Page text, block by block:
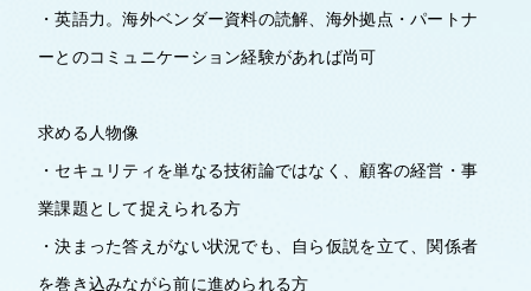
・英語力。海外ベンダー資料の読解、海外拠点・パートナ
ーとのコミュニケーション経験があれば尚可
求める人物像
・セキュリティを単なる技術論ではなく、顧客の経営・事
業課題として捉えられる方
・決まった答えがない状況でも、自ら仮説を立て、関係者
を巻き込みながら前に進められる方